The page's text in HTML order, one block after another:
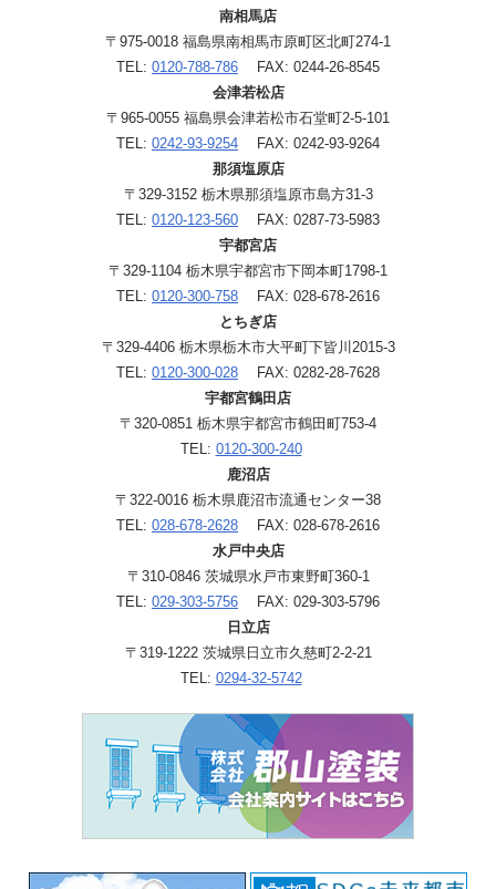
南相馬店
〒975-0018 福島県南相馬市原町区北町274-1
TEL: 0120-788-786 FAX: 0244-26-8545
会津若松店
〒965-0055 福島県会津若松市石堂町2-5-101
TEL: 0242-93-9254 FAX: 0242-93-9264
那須塩原店
〒329-3152 栃木県那須塩原市島方31-3
TEL: 0120-123-560 FAX: 0287-73-5983
宇都宮店
〒329-1104 栃木県宇都宮市下岡本町1798-1
TEL: 0120-300-758 FAX: 028-678-2616
とちぎ店
〒329-4406 栃木県栃木市大平町下皆川2015-3
TEL: 0120-300-028 FAX: 0282-28-7628
宇都宮鶴田店
〒320-0851 栃木県宇都宮市鶴田町753-4
TEL: 0120-300-240
鹿沼店
〒322-0016 栃木県鹿沼市流通センター38
TEL: 028-678-2628 FAX: 028-678-2616
水戸中央店
〒310-0846 茨城県水戸市東野町360-1
TEL: 029-303-5756 FAX: 029-303-5796
日立店
〒319-1222 茨城県日立市久慈町2-2-21
TEL: 0294-32-5742